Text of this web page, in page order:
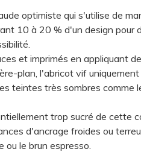
optimiste qui s'utilise de
10 à 20 % d'un design pour
et imprimés en appliquant
plan, l'abricot vif
teintes très sombres comme
trop sucré de cette
d'ancrage froides ou
ou le brun espresso.